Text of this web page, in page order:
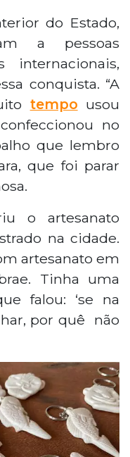
do Estado,
a pessoas
internacionais,
conquista. “A
tempo usou
no
que lembro
que foi parar
o artesanato
na cidade.
artesanato em
Tinha uma
falou: ‘se na
por quê não